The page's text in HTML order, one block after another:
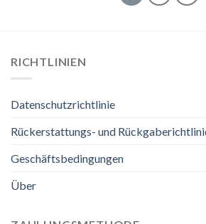
RICHTLINIEN
Datenschutzrichtlinie
Rückerstattungs- und
Geschäftsbedingungen
Über